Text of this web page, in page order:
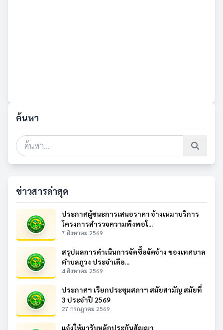
ค้นหา
ข่าวสารล่าสุด
ประกาศผู้ชนะการเสนอราคา จ้างเหมาบริการ
โครงการสำรวจความพึงพอใ...
7 สิงหาคม 2569
สรุปผลการดำเนินการจัดซื้อจัดจ้าง ของเทศบาล
ตำบลภูวง ประจำเดือ...
4 สิงหาคม 2569
ประกาศฯ เรียกประชุมสภาฯ สมัยสามัญ สมัยที่
3 ประจำปี 2569
27 กรกฎาคม 2569
แจ้งให้มารับหลักประกันสัญญา